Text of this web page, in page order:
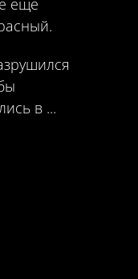
еще
в ...